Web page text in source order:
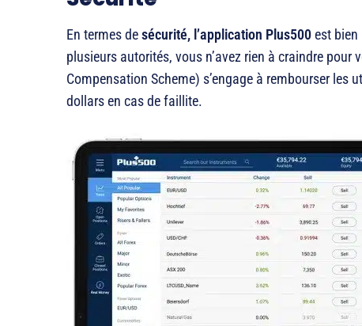
En termes desécurité, l’application Plus500est bien
plusieurs autorités, vous n’avez rien à craindre pour
Compensation Scheme) s’engage à rembourser
dollars en cas de faillite.